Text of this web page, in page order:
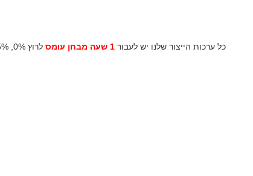
כל ערכות הייצור שלנו יש לעבור 1 שעה מבחן עומס לרוץ 0%, 25%, 50%, 75%, 100% ו 110% עומס לפני שיגור, כל המכשירים המגנים, פונקציות בקרה מדומה וזה נבדק המערכת, הוכיח ו ואז עבר לשליחה.